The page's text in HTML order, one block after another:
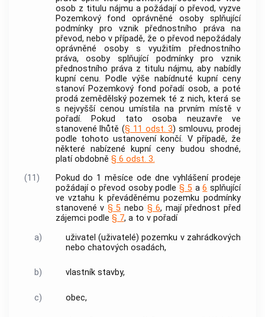
osob z titulu nájmu a požádají o převod, vyzve
Pozemkový fond oprávněné osoby splňující
podmínky pro vznik přednostního práva na
převod, nebo v případě, že o převod nepožádaly
oprávněné osoby s využitím přednostního
práva, osoby splňující podmínky pro vznik
přednostního práva z titulu nájmu, aby nabídly
kupní cenu. Podle výše nabídnuté kupní ceny
stanoví Pozemkový fond pořadí osob, a poté
prodá zemědělský pozemek té z nich, která se
s nejvyšší cenou umístila na prvním místě v
pořadí. Pokud tato osoba neuzavře ve
stanovené lhůtě (§ 11 odst. 3) smlouvu, prodej
podle tohoto ustanovení končí. V případě, že
některé nabízené kupní ceny budou shodné,
platí obdobně § 6 odst. 3.
(11)
Pokud do 1 měsíce ode dne vyhlášení prodeje
požádají o převod osoby podle§ 5a6 splňující
ve vztahu k převáděnému pozemku podmínky
stanovené v § 5 nebo § 6, mají přednost před
zájemci podle § 7, a to v pořadí
a)
uživatel (uživatelé) pozemku v zahrádkových
nebo chatových osadách,
b) vlastník stavby,
c) obec,